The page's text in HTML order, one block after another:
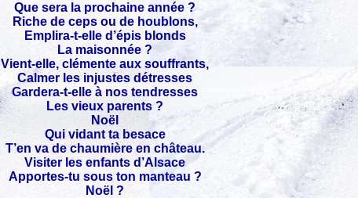
Que sera la prochaine année ?
Riche de ceps ou de houblons,
Emplira-t-elle d’épis blonds
La maisonnée ?
Vient-elle, clémente aux souffrants,
Calmer les injustes détresses
Gardera-t-elle à nos tendresses
Les vieux parents ?
Noël
Qui vidant ta besace
T’en va de chaumière en château.
Visiter les enfants d’Alsace
Apportes-tu sous ton manteau ?
Noël ?